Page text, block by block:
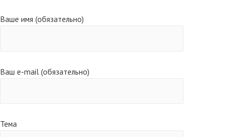
Ваше имя (обязательно)
Ваш e-mail (обязательно)
Тема